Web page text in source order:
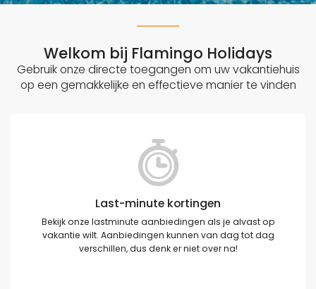
Welkom bij Flamingo Holidays
Gebruik onze directe toegangen om uw vakantiehuis
op een gemakkelijke en effectieve manier te vinden
Last-minute kortingen
Bekijk onze lastminute aanbiedingen als je alvast op
vakantie wilt. Aanbiedingen kunnen van dag tot dag
verschillen, dus denk er niet over na!